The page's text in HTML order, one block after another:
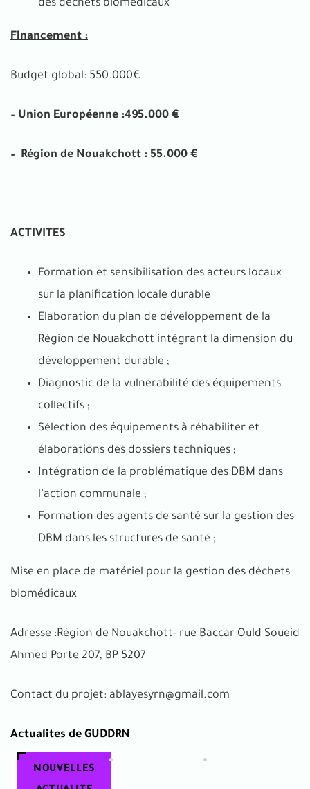
des déchets biomédicaux
Financement :
Budget global: 550.000€
– Union Européenne :495.000 €
– Région de Nouakchott : 55.000 €
ACTIVITES
Formation et sensibilisation des acteurs locaux
sur la planification locale durable
Elaboration du plan de développement de la
Région de Nouakchott intégrant la dimension du
développement durable ;
Diagnostic de la vulnérabilité des équipements
collectifs ;
Sélection des équipements à réhabiliter et
élaborations des dossiers techniques ;
Intégration de la problématique des DBM dans
l’action communale ;
Formation des agents de santé sur la gestion des
DBM dans les structures de santé ;
Mise en place de matériel pour la gestion des déchets
biomédicaux
Adresse :Région de Nouakchott- rue Baccar Ould Soueid
Ahmed Porte 207, BP 5207
Contact du projet: ablayesyrn@gmail.com
Actualites de GUDDRN
NOUVELLES